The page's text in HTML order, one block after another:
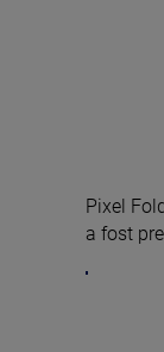
Pixel
a fost